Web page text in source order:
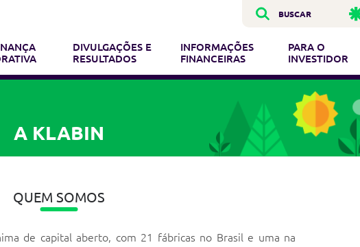
BUSCAR
DIVULGAÇÕES E
RESULTADOS
INFORMAÇÕES
FINANCEIRAS
PARA O
INVESTIDOR
A KLABIN
QUEM SOMOS
de capital aberto, com 21 fábricas no Brasil e uma na